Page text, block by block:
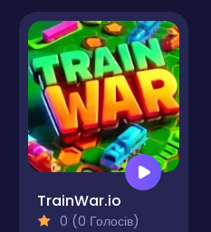
TrainWar.io
0 (0 Голосів)